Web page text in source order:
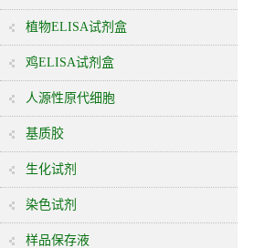
植物ELISA试剂盒
鸡ELISA试剂盒
人源性原代细胞
基质胶
生化试剂
染色试剂
样品保存液